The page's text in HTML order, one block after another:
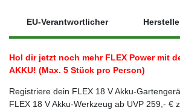
EU-Verantwortlicher
Hol dir jetzt noch mehr FLEX Power mit
AKKU! (Max. 5 Stück pro Person)
Registriere dein FLEX 18 V Akku-
FLEX 18 V Akku-Werkzeug ab UVP 259,- €